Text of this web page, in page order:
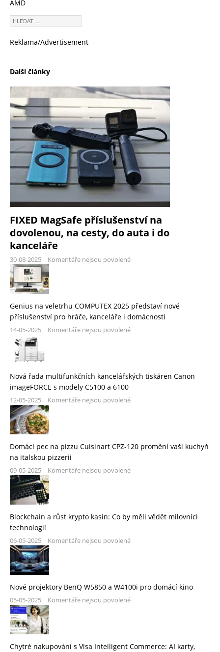
AMD
Reklama/Advertisement
Další články
FIXED MagSafe příslušenství na
dovolenou, na cesty, do auta i do
kanceláře
30-08-2025 Komentáře nejsou povolené
Genius na veletrhu COMPUTEX 2025 představí nové
příslušenství pro hráče, kanceláře i domácnosti
14-05-2025 Komentáře nejsou povolené
Nová řada multifunkčních kancelářských tiskáren Canon
imageFORCE s modely C5100 a 6100
12-05-2025 Komentáře nejsou povolené
Domácí pec na pizzu Cuisinart CPZ-120 promění vaši kuchyň
na italskou pizzerii
09-05-2025 Komentáře nejsou povolené
Blockchain a růst krypto kasin: Co by měli vědět milovníci
technologií
06-05-2025 Komentáře nejsou povolené
Nové projektory BenQ W5850 a W4100i pro domácí kino
05-05-2025 Komentáře nejsou povolené
Chytré nakupování s Visa Intelligent Commerce: AI karty,